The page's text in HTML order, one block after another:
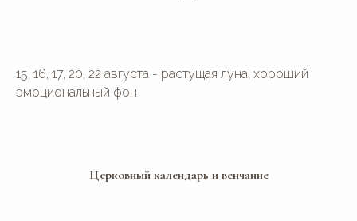
15, 16, 17, 20, 22 августа - растущая луна, хороший
эмоциональный фон
Церковный календарь и венчание